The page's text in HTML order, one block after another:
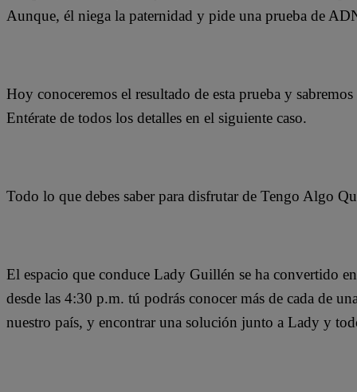
Aunque, él niega la paternidad y pide una prueba de
Hoy conoceremos el resultado de esta prueba y
Entérate de todos los detalles en el siguiente caso.
Todo lo que debes saber para disfrutar de Tengo Algo
El espacio que conduce Lady Guillén se ha convertido
desde las 4:30 p.m. tú podrás conocer más de cada de
nuestro país, y encontrar una solución junto a Lady y